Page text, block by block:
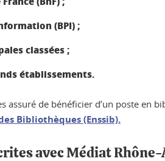
(BPI) ;
classées ;
établissements.
assuré de bénéficier d’un poste
Bibliothèques (Enssib).
avec Médiat Rhône-